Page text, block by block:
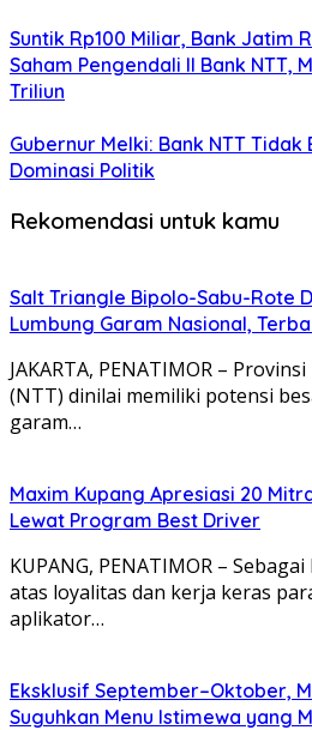
Suntik Rp100 Miliar, Bank Jatim
Saham Pengendali II Bank NTT,
Triliun
Gubernur Melki: Bank NTT
Dominasi Politik
Rekomendasi untuk kamu
Salt Triangle Bipolo-Sabu-Rote
Lumbung Garam Nasional,
JAKARTA, PENATIMOR –
(NTT) dinilai memiliki potensi
garam…
Maxim Kupang Apresiasi 20
Lewat Program Best Driver
KUPANG, PENATIMOR –
atas loyalitas dan kerja keras
aplikator…
Eksklusif September–Oktober,
Suguhkan Menu Istimewa yang